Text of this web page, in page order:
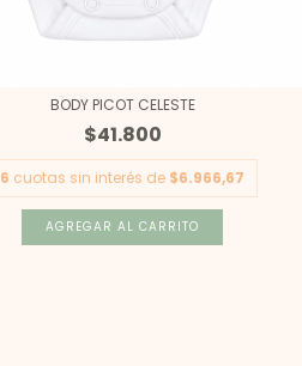
BODY PICOT CELESTE
$41.800
6 cuotas sin interés de $6.966,67
AGREGAR AL CARRITO